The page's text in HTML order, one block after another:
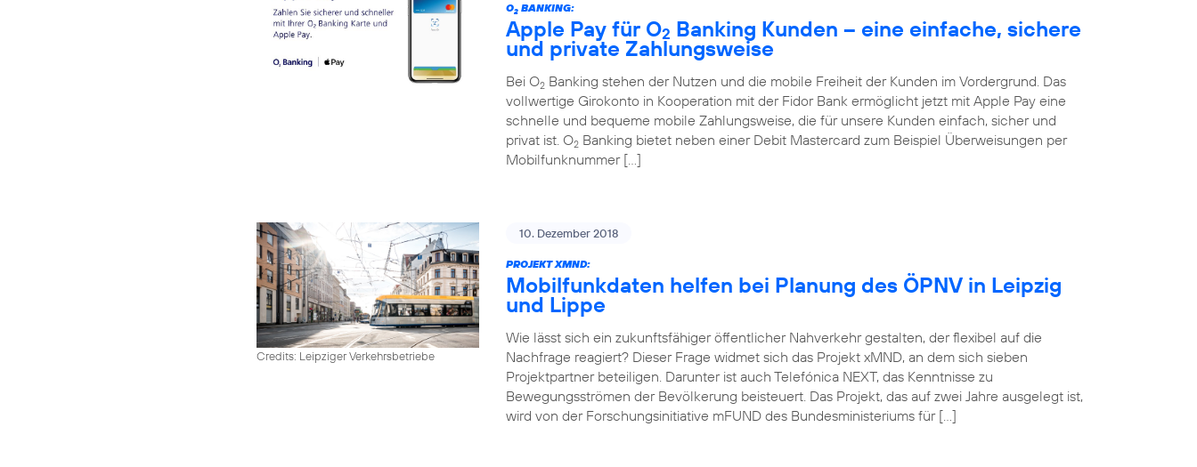
O2 BANKING:
Apple Pay für O2 Banking Kunden – eine einfache, sichere
und private Zahlungsweise
Bei O2 Banking stehen der Nutzen und die mobile Freiheit der Kunden im Vordergrund. Das
vollwertige Girokonto in Kooperation mit der Fidor Bank ermöglicht jetzt mit Apple Pay eine
schnelle und bequeme mobile Zahlungsweise, die für unsere Kunden einfach, sicher und
privat ist. O2 Banking bietet neben einer Debit Mastercard zum Beispiel Überweisungen per
Mobilfunknummer […]
Credits: Leipziger Verkehrsbetriebe
10. Dezember 2018
PROJEKT XMND:
Mobilfunkdaten helfen bei Planung des ÖPNV in Leipzig
und Lippe
Wie lässt sich ein zukunftsfähiger öffentlicher Nahverkehr gestalten, der flexibel auf die
Nachfrage reagiert? Dieser Frage widmet sich das Projekt xMND, an dem sich sieben
Projektpartner beteiligen. Darunter ist auch Telefónica NEXT, das Kenntnisse zu
Bewegungsströmen der Bevölkerung beisteuert. Das Projekt, das auf zwei Jahre ausgelegt ist,
wird von der Forschungsinitiative mFUND des Bundesministeriums für […]